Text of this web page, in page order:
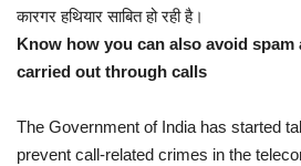
कारगर हथियार साबित हो रही है।
Know how you can also avoid spam
carried out through calls
The Government of India has started
prevent call-related crimes in the